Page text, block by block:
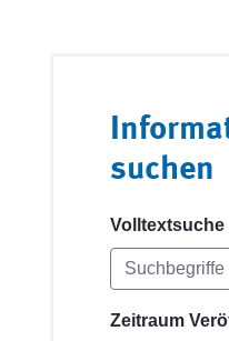
suchen
Volltextsuche
Zeitraum